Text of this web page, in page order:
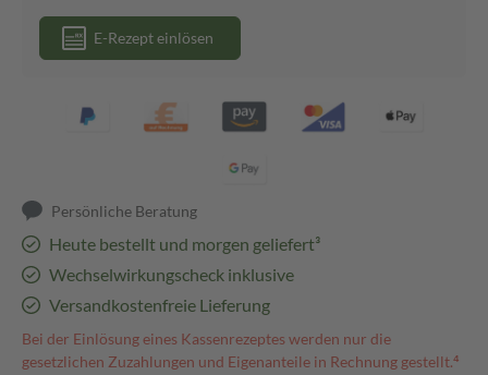
E-Rezept einlösen
Persönliche Beratung
Heute bestellt und morgen geliefert³
Wechselwirkungscheck inklusive
Versandkostenfreie Lieferung
Bei der Einlösung eines Kassenrezeptes werden nur die
gesetzlichen Zuzahlungen und Eigenanteile in Rechnung gestellt.⁴